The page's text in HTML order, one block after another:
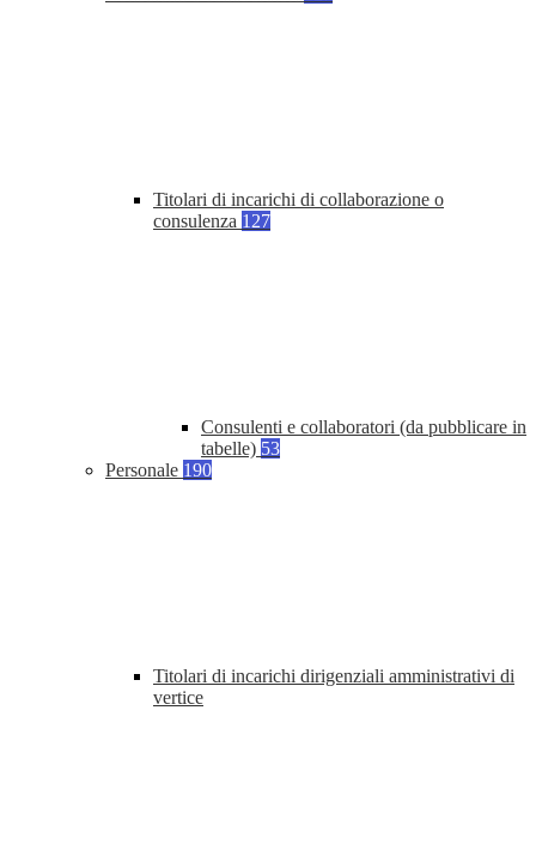
Titolari di incarichi di collaborazione o
consulenza 127
Consulenti e collaboratori (da pubblicare in
tabelle) 53
Personale 190
Titolari di incarichi dirigenziali amministrativi di
vertice